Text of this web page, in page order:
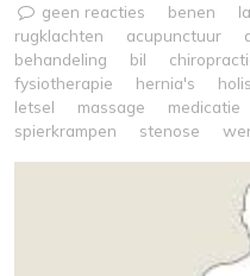
geen reacties
benen
rugklachten
acupunctuur
behandeling
bil
fysiotherapie
hernia's
letsel
massage medicatie
spierkrampen
stenose